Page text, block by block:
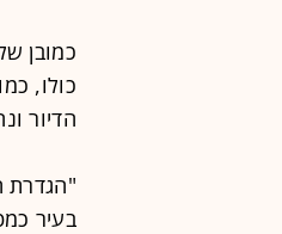
כמובן
כולו,
הדיור
"הגדרת
בעיר